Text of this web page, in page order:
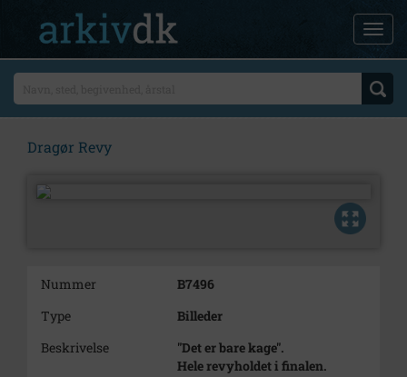
Dragør Revy
Nummer
B7496
Type
Billeder
Beskrivelse
"Det er bare kage".
Hele revyholdet i finalen.